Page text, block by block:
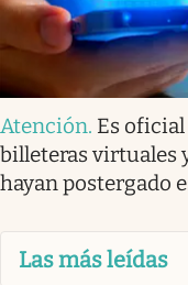
Atención. Es
billeteras virtuales
hayan postergado
Las más leídas